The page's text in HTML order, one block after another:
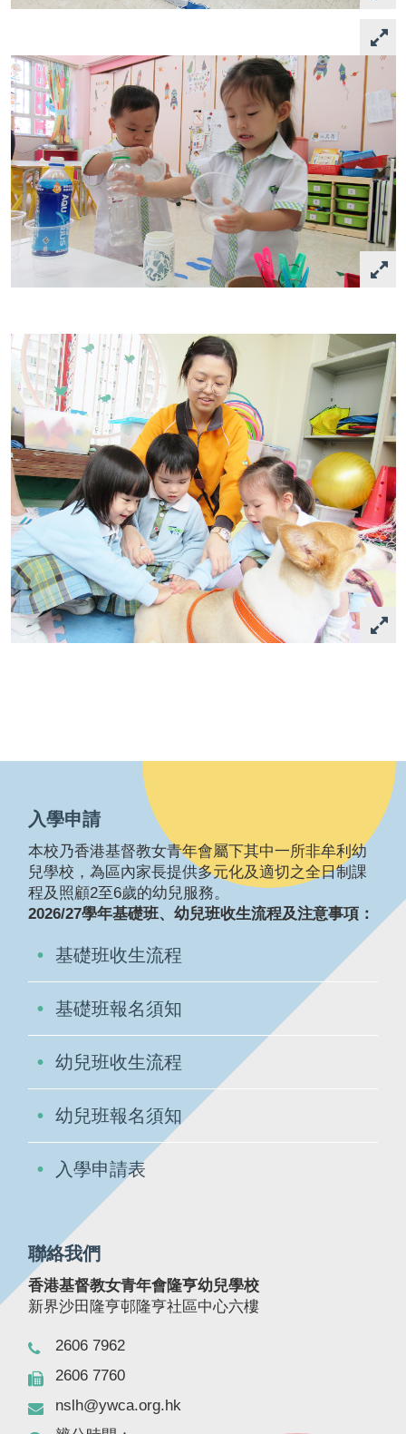
入學申請
本校乃香港基督教女青年會屬下其中一所非牟利幼
兒學校，為區內家長提供多元化及適切之全日制課
程及照顧2至6歲的幼兒服務。
2026/27學年基礎班、幼兒班收生流程及注意事項：
基礎班收生流程
基礎班報名須知
幼兒班收生流程
幼兒班報名須知
入學申請表
聯絡我們
香港基督教女青年會隆亨幼兒學校
新界沙田隆亨邨隆亨社區中心六樓
2606 7962
2606 7760
nslh@ywca.org.hk